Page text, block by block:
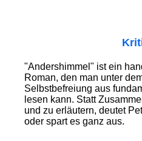
"Andershimmel" ist ein
Roman, den man unter
Selbstbefreiung aus
lesen kann. Statt
und zu erläutern, deutet
oder spart es ganz aus.